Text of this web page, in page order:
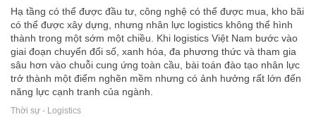
Hạ tầng có thể được đầu tư, công nghệ có thể được mua, kho bãi
có thể được xây dựng, nhưng nhân lực logistics không thể hình
thành trong một sớm một chiều. Khi logistics Việt Nam bước vào
giai đoạn chuyển đổi số, xanh hóa, đa phương thức và tham gia
sâu hơn vào chuỗi cung ứng toàn cầu, bài toán đào tạo nhân lực
trở thành một điểm nghẽn mềm nhưng có ảnh hưởng rất lớn đến
năng lực cạnh tranh của ngành.
Thời sự - Logistics